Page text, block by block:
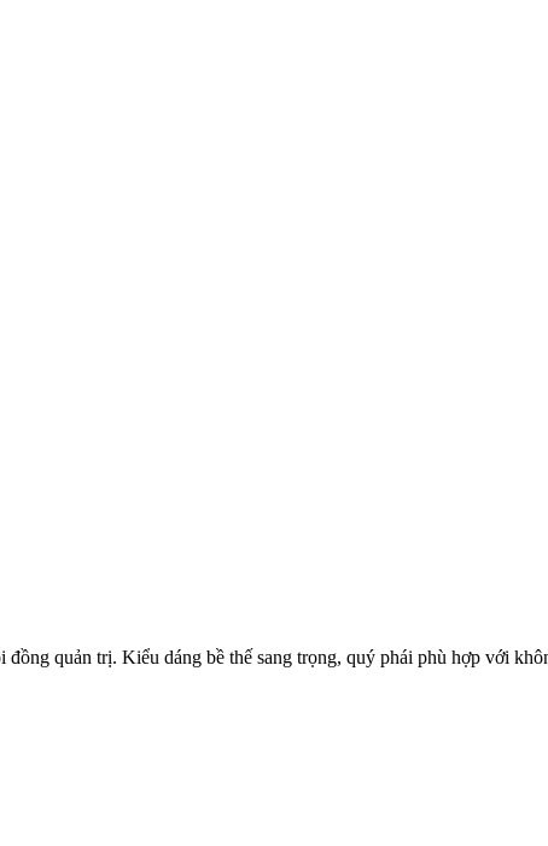
quản trị. Kiểu dáng bề thế sang trọng, quý phái phù hợp với